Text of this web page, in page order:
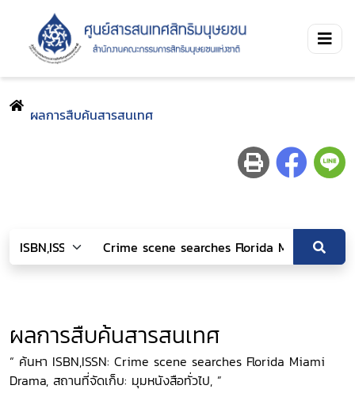
ผลการสืบค้นสารสนเทศ
ผลการสืบค้นสารสนเทศ
“ ค้นหา ISBN,ISSN: Crime scene searches Florida Miami
Drama, สถานที่จัดเก็บ: มุมหนังสือทั่วไป, ”